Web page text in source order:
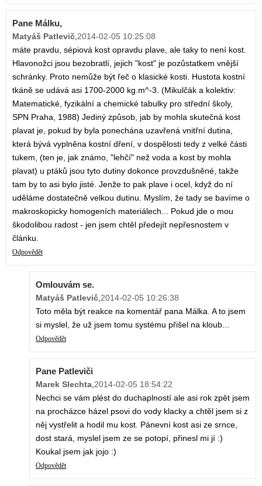
Pane Málku,
Matyáš Patlevič 2014-02-05 10:25:08
máte pravdu, sépiová kost opravdu plave, ale taky to není kost.
Hlavonožci jsou bezobratlí, jejich "kost" je pozůstatkem vnější
schránky. Proto nemůže být řeč o klasické kosti. Hustota kostní
tkáně se udává asi 1700-2000 kg.m^-3. (Mikulčák a kolektiv:
Matematické, fyzikální a chemické tabulky pro střední školy,
SPN Praha, 1988) Jediný způsob, jab by mohla skutečná kost
plavat je, pokud by byla ponechána uzavřená vnitřní dutina,
která bývá vyplněna kostní dření, v dospělosti tedy z velké části
tukem, (ten je, jak známo, "lehčí" než voda a kost by mohla
plavat) u ptáků jsou tyto dutiny dokonce provzdušněné, takže
tam by to asi bylo jisté. Jenže to pak plave i ocel, když do ní
uděláme dostatečně velkou dutinu. Myslím, že tady se bavíme o
makroskopicky homogeních materiálech... Pokud jde o mou
škodolibou radost - jen jsem chtěl předejít nepřesnostem v
článku.
Odpovědět
Omlouvám se.
Matyáš Patlevič 2014-02-05 10:26:38
Toto měla být reakce na komentář pana Málka. A to jsem
si myslel, že už jsem tomu systému přišel na kloub...
Odpovědět
Pane Patleviči
Marek Slechta 2014-02-05 18:54:22
Nechci se vám plést do duchaplností ale asi rok zpět jsem
na procházce házel psovi do vody klacky a chtěl jsem si z
něj vystřelit a hodil mu kost. Pánevní kost asi ze srnce,
dost stará, myslel jsem ze se potopí, přinesl mi jí :)
Koukal jsem jak jojo :)
Odpovědět